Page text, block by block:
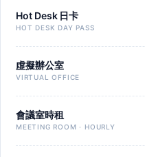
Hot Desk 日卡
HOT DESK DAY PASS
虛擬辦公室
VIRTUAL OFFICE
會議室時租
MEETING ROOM · HOURLY